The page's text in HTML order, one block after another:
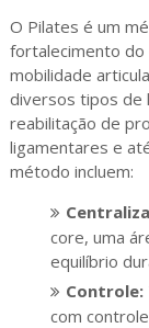
O Pilates é um
fortalecimento do
mobilidade
diversos tipos de
reabilitação de
ligamentares e
método incluem:
core, uma
equilíbrio
Controle:
com